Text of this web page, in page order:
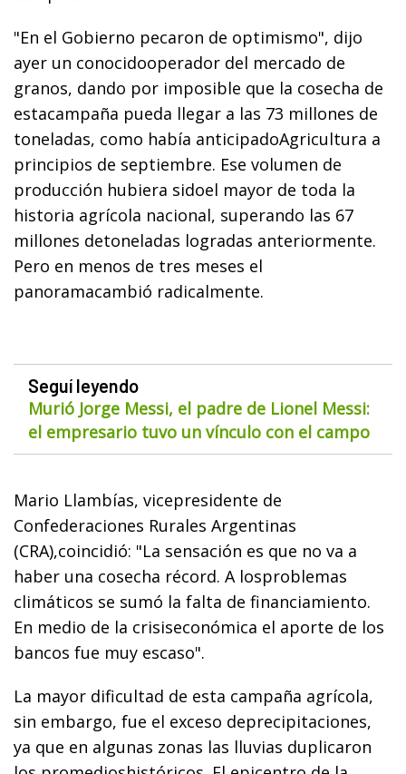
"En el Gobierno pecaron de optimismo", dijo
ayer un conocidooperador del mercado de
granos, dando por imposible que la cosecha de
estacampaña pueda llegar a las 73 millones de
toneladas, como había anticipadoAgricultura a
principios de septiembre. Ese volumen de
producción hubiera sidoel mayor de toda la
historia agrícola nacional, superando las 67
millones detoneladas logradas anteriormente.
Pero en menos de tres meses el
panoramacambió radicalmente.
Seguí leyendo
Murió Jorge Messi, el padre de Lionel Messi:
el empresario tuvo un vínculo con el campo
Mario Llambías, vicepresidente de
Confederaciones Rurales Argentinas
(CRA),coincidió: "La sensación es que no va a
haber una cosecha récord. A losproblemas
climáticos se sumó la falta de financiamiento.
En medio de la crisiseconómica el aporte de los
bancos fue muy escaso".
La mayor dificultad de esta campaña agrícola,
sin embargo, fue el exceso deprecipitaciones,
ya que en algunas zonas las lluvias duplicaron